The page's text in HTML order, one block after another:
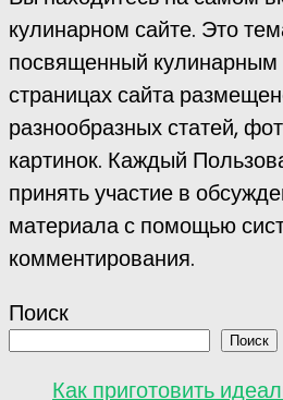
кулинарном сайте. Это
посвященный
страницах сайта
разнообразных статей,
картинок. Каждый
принять участие в
материала с помощью
комментирования.
Поиск
Поиск
Как приготовить